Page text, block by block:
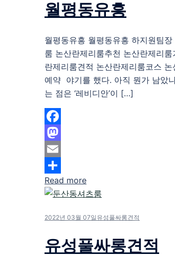
월평동유흥
월평동유흥 월평동유흥 하지원팀
룸 논산란제리룸추천 논산란제리
란제리룸견적 논산란제리룸코스
예약 야기를 했다. 아직 뭔가 남았
는 점은 ‘레비디안’이 […]
Facebook
Mastodon
Email
Share
Read more
2022년 03월 07일 유성풀싸롱견적
유성풀싸롱견적